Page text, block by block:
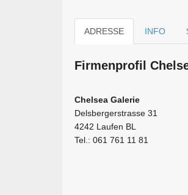
ADRESSE INFO
Firmen­profil
Chelsea Galerie
Delsbergerstrasse 31
4242 Laufen BL
Tel.: 061 761 11 81